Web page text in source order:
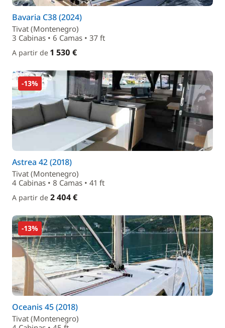
Bavaria C38 (2024)
Tivat (Montenegro)
3 Cabinas • 6 Camas • 37 ft
A partir de 1 530 €
-13%
Astrea 42 (2018)
Tivat (Montenegro)
4 Cabinas • 8 Camas • 41 ft
A partir de 2 404 €
-13%
Oceanis 45 (2018)
Tivat (Montenegro)